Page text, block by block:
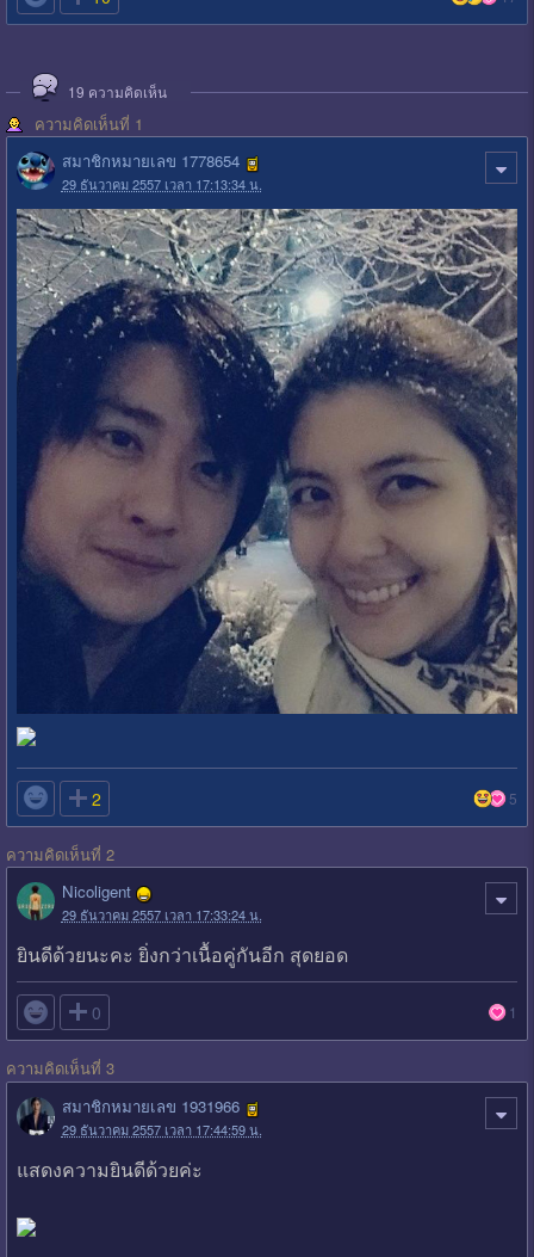
19 ความคิดเห็น
ความคิดเห็นที่ 1
สมาชิกหมายเลข 1778654
29 ธันวาคม 2557 เวลา 17:13:34 น.
 2 5
ความคิดเห็นที่ 2
Nicoligent
29 ธันวาคม 2557 เวลา 17:33:24 น.
ยินดีด้วยนะคะ ยิ่งกว่าเนื้อคู่กันอีก สุดยอด
 0 1
ความคิดเห็นที่ 3
สมาชิกหมายเลข 1931966
29 ธันวาคม 2557 เวลา 17:44:59 น.
แสดงความยินดีด้วยค่ะ